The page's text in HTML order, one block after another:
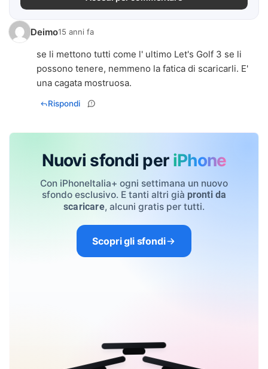
Deimo15 anni fa
se li mettono tutti come l' ultimo Let's Golf 3 se li
possono tenere, nemmeno la fatica di scaricarli. E'
Rispondi
Nuovi sfondi per iPhone
Con iPhoneItalia+ ogni settimana un nuovo
sfondo esclusivo. E tanti altri già pronti da
scaricare, alcuni gratis per tutti.
Scopri gli sfondi